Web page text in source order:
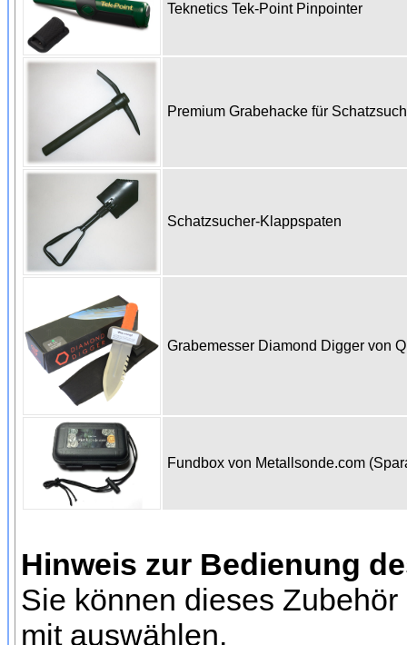
Teknetics Tek-Point Pinpointer
Premium Grabehacke für
Schatzsucher-Klappspaten
Grabemesser Diamond Digger von
Fundbox von Metallsonde.com
Hinweis zur Bedienung
Sie können dieses
mit auswählen.